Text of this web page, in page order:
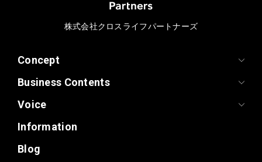
株式会社クロスライフパートナーズ
Concept
Business Contents
Voice
Information
Blog